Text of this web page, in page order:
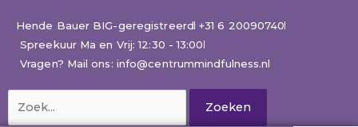
naar
inhoud
Hende Bauer BIG-geregistreerd +31 6 20090740
Spreekuur Ma en Vrij: 12:30 - 13:00
Vragen? Mail ons: info@centrummindfulness.nl
naar: